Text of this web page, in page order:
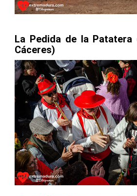
La Pedida de la Patatera
Cáceres)